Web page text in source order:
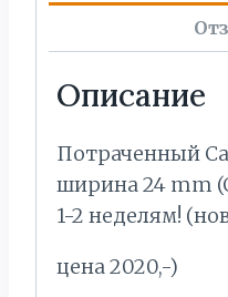
Описание
Потраченный
ширина 24 mm
1-2 неделям!
цена 2020,-)